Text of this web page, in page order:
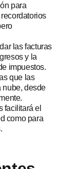
para
las facturas
y la
impuestos.
que las
nube, desde
facilitará el
como para